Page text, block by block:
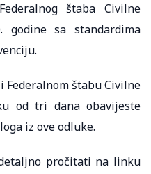
štaba Civilne
godine sa standardima
Federalnom štabu Civilne
od tri dana obavijeste
iz ove odluke.
pročitati na linku